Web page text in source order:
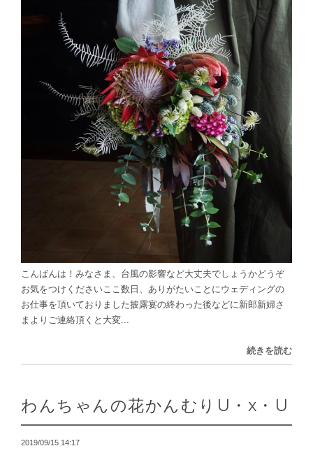
こんばんは！みなさま、台風の影響など大丈夫でしょうかどうぞ
お気をつけくださいここ数日、ありがたいことにウェディングの
お仕事を頂いておりました披露宴の終わった後などに新郎新婦さ
まよりご連絡頂くと大変...
続きを読む
わんちゃんの花かんむりU・x・U
2019/09/15 14:17